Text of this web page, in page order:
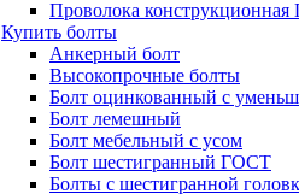
Проволока
Купить болты
Анкерный болт
Высокопрочные болты
Болт оцинкованный с
Болт лемешный
Болт мебельный с усом
Болт шестигранный ГОСТ
Болты с шестигранной